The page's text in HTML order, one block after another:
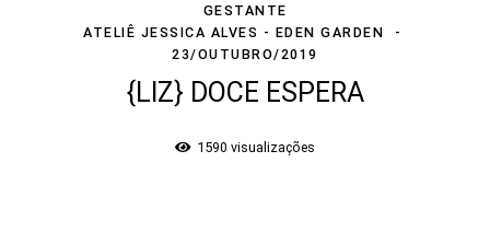
GESTANTE
ATELIÊ JESSICA ALVES - EDEN GARDEN
23/OUTUBRO/2019
{LIZ} DOCE ESPERA
1590 visualizações